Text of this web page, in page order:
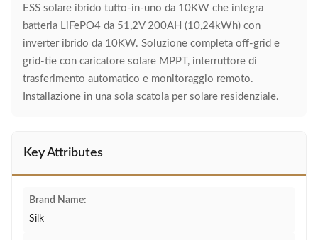
ESS solare ibrido tutto-in-uno da 10KW che integra
batteria LiFePO4 da 51,2V 200AH (10,24kWh) con
inverter ibrido da 10KW. Soluzione completa off-grid e
grid-tie con caricatore solare MPPT, interruttore di
trasferimento automatico e monitoraggio remoto.
Installazione in una sola scatola per solare residenziale.
Key Attributes
Brand Name:
Silk